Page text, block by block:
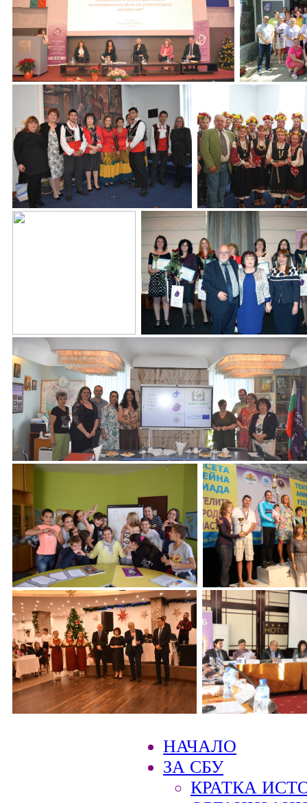
НАЧАЛО
ЗА СБУ
КРАТКА